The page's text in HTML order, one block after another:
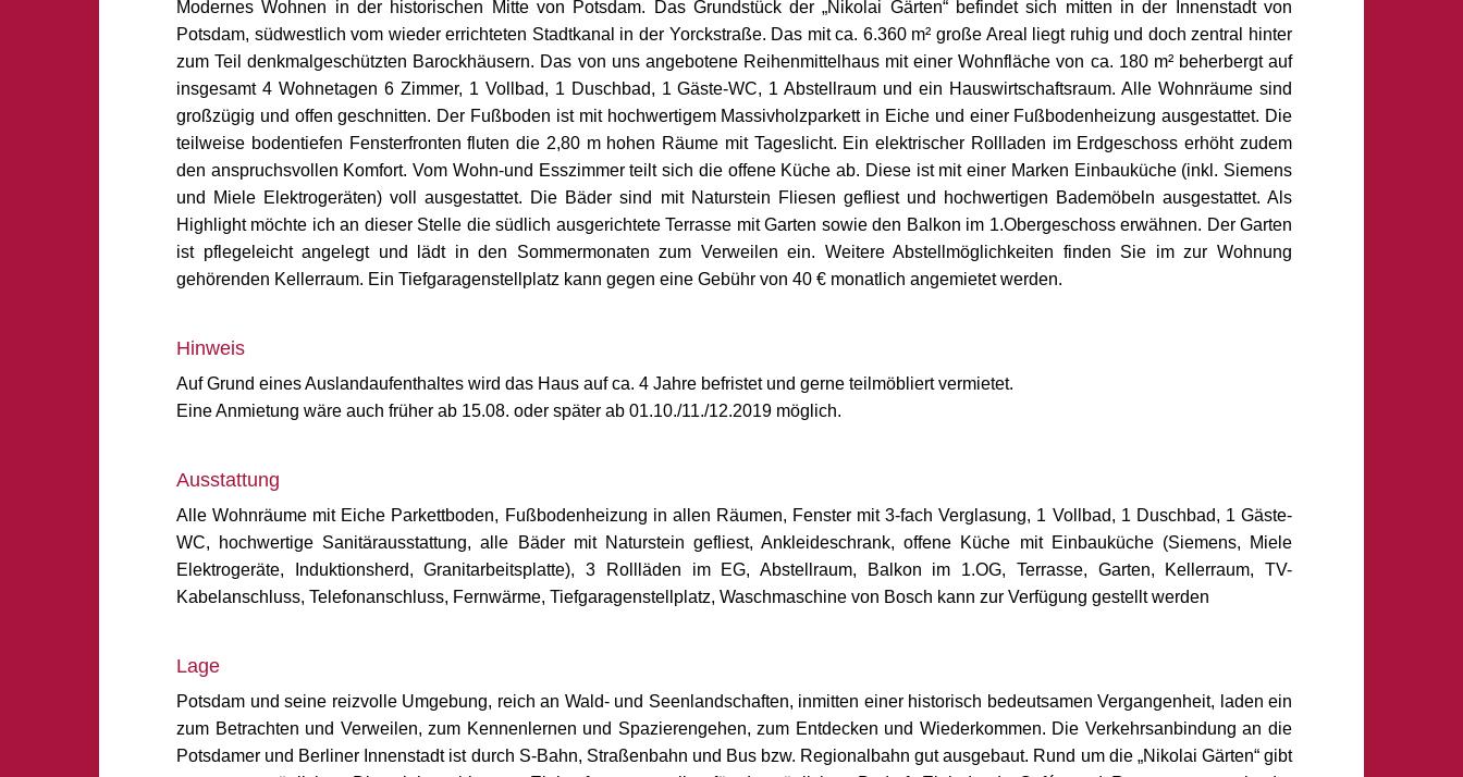
Modernes Wohnen in der historischen Mitte von Potsdam. Das Grundstück der „Nikolai Gärten“ befindet sich mitten in der Innenstadt von
Potsdam, südwestlich vom wieder errichteten Stadtkanal in der Yorckstraße. Das mit ca. 6.360 m² große Areal liegt ruhig und doch zentral hinter
zum Teil denkmalgeschützten Barockhäusern. Das von uns angebotene Reihenmittelhaus mit einer Wohnfläche von ca. 180 m² beherbergt auf
insgesamt 4 Wohnetagen 6 Zimmer, 1 Vollbad, 1 Duschbad, 1 Gäste-WC, 1 Abstellraum und ein Hauswirtschaftsraum. Alle Wohnräume sind
großzügig und offen geschnitten. Der Fußboden ist mit hochwertigem Massivholzparkett in Eiche und einer Fußbodenheizung ausgestattet. Die
teilweise bodentiefen Fensterfronten fluten die 2,80 m hohen Räume mit Tageslicht. Ein elektrischer Rollladen im Erdgeschoss erhöht zudem
den anspruchsvollen Komfort. Vom Wohn-und Esszimmer teilt sich die offene Küche ab. Diese ist mit einer Marken Einbauküche (inkl. Siemens
und Miele Elektrogeräten) voll ausgestattet. Die Bäder sind mit Naturstein Fliesen gefliest und hochwertigen Bademöbeln ausgestattet. Als
Highlight möchte ich an dieser Stelle die südlich ausgerichtete Terrasse mit Garten sowie den Balkon im 1.Obergeschoss erwähnen. Der Garten
ist pflegeleicht angelegt und lädt in den Sommermonaten zum Verweilen ein. Weitere Abstellmöglichkeiten finden Sie im zur Wohnung
gehörenden Kellerraum. Ein Tiefgaragenstellplatz kann gegen eine Gebühr von 40 € monatlich angemietet werden.
Hinweis
Auf Grund eines Auslandaufenthaltes wird das Haus auf ca. 4 Jahre befristet und gerne teilmöbliert vermietet.
Eine Anmietung wäre auch früher ab 15.08. oder später ab 01.10./11./12.2019 möglich.
Ausstattung
Alle Wohnräume mit Eiche Parkettboden, Fußbodenheizung in allen Räumen, Fenster mit 3-fach Verglasung, 1 Vollbad, 1 Duschbad, 1 Gäste-
WC, hochwertige Sanitärausstattung, alle Bäder mit Naturstein gefliest, Ankleideschrank, offene Küche mit Einbauküche (Siemens, Miele
Elektrogeräte, Induktionsherd, Granitarbeitsplatte), 3 Rollläden im EG, Abstellraum, Balkon im 1.OG, Terrasse, Garten, Kellerraum, TV-
Kabelanschluss, Telefonanschluss, Fernwärme, Tiefgaragenstellplatz, Waschmaschine von Bosch kann zur Verfügung gestellt werden
Lage
Potsdam und seine reizvolle Umgebung, reich an Wald- und Seenlandschaften, inmitten einer historisch bedeutsamen Vergangenheit, laden ein
zum Betrachten und Verweilen, zum Kennenlernen und Spazierengehen, zum Entdecken und Wiederkommen. Die Verkehrsanbindung an die
Potsdamer und Berliner Innenstadt ist durch S-Bahn, Straßenbahn und Bus bzw. Regionalbahn gut ausgebaut. Rund um die „Nikolai Gärten“ gibt